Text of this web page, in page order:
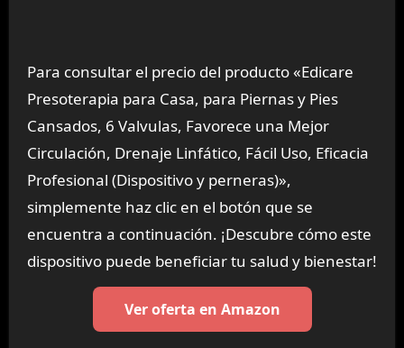
Para consultar el precio del producto «Edicare
Presoterapia para Casa, para Piernas y Pies
Cansados, 6 Valvulas, Favorece una Mejor
Circulación, Drenaje Linfático, Fácil Uso, Eficacia
Profesional (Dispositivo y perneras)»,
simplemente haz clic en el botón que se
encuentra a continuación. ¡Descubre cómo este
dispositivo puede beneficiar tu salud y bienestar!
Ver oferta en Amazon